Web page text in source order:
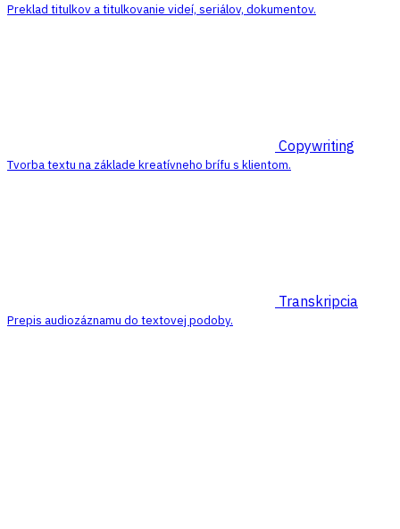
Preklad titulkov a titulkovanie videí, seriálov, dokumentov.
Copywriting
Tvorba textu na základe kreatívneho brífu s klientom.
Transkripcia
Prepis audiozáznamu do textovej podoby.